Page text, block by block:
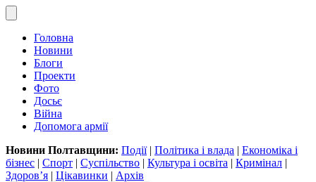
Головна
Новини
Блоги
Проекти
Фото
Досьє
Війна
Допомога армії
Новини Полтавщини: Події| Політика і влада | Економіка і
бізнес | Спорт | Суспільство | Культура і освіта | Кримінал |
Здоров’я | Цікавинки | Архів